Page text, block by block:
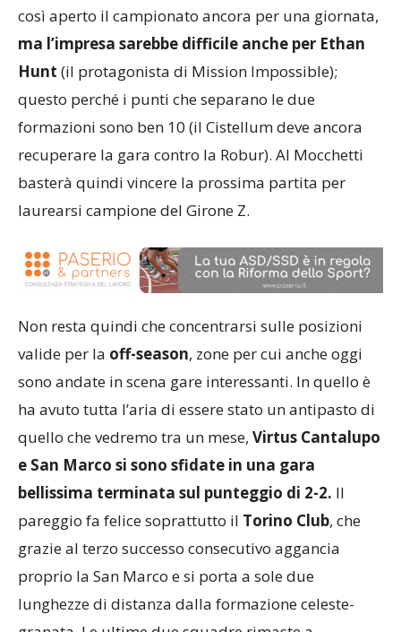
così aperto il campionato ancora per una giornata,
ma l’impresa sarebbe difficile anche per Ethan
Hunt (il protagonista di Mission Impossible);
questo perché i punti che separano le due
formazioni sono ben 10 (il Cistellum deve ancora
recuperare la gara contro la Robur). Al Mocchetti
basterà quindi vincere la prossima partita per
laurearsi campione del Girone Z.
Non resta quindi che concentrarsi sulle posizioni
valide per la
, zone per cui anche oggi
sono andate in scena gare interessanti. In quello è
ha avuto tutta l’aria di essere stato un antipasto di
quello che vedremo tra un mese,
Virtus Cantalupo
e San Marco si sono sfidate in una gara
bellissima terminata sul punteggio di 2-2.
pareggio fa felice soprattutto il
grazie al terzo successo consecutivo aggancia
proprio la San Marco e si porta a sole due
lunghezze di distanza dalla formazione celeste-